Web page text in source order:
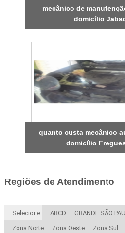
mecânico de
domicílio
quanto custa mecânico
domicílio
Regiões de Atendimento
Selecione: ABCD GRANDE SÃO
Zona Norte Zona Oeste Zona Sul